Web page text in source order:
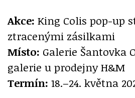
Akce: King Colis pop-up
ztracenými zásilkami
Místo: Galerie Šantovka
galerie u prodejny H&M
Termín: 18.–24. května